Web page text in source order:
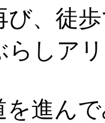
、徒
らしア
を進ん